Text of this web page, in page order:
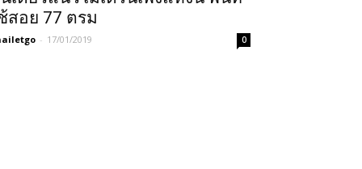
สอย 77 ตรม
- 17/01/2019 0